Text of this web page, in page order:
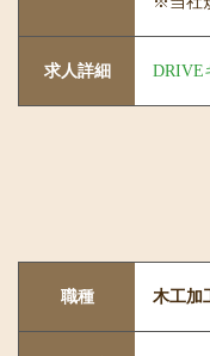
求人詳細 DRIVE
職種 木工加